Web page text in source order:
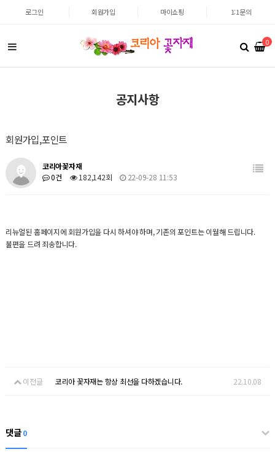
로그인 회원가입 마이쇼핑 1:1문의
0
공지사항
회원가입,포인트
코리아꽃자재
0건
182,142회 22-09-28 11:53
리뉴얼된 홈페이지에 회원가입을 다시 하셔야 하며, 기존의 포인트는 이월해 드립니다.
불편을 드려 죄송합니다.
이전글 코리아 꽃자재는 항상 최선을 다하겠습니다. 22.10.08
댓글0